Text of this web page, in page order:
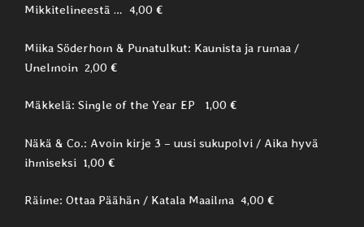
Mikkitelineestä … 4,00 €
Miika Söderhom & Punatulkut: Kaunista ja rumaa /
Unelmoin 2,00 €
Mäkkelä: Single of the Year EP 1,00 €
Näkä & Co.: Avoin kirje 3 – uusi sukupolvi / Aika hyvä
ihmiseksi 1,00 €
Räime: Ottaa Päähän / Katala Maailma 4,00 €